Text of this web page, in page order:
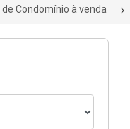
de Condomínio à venda